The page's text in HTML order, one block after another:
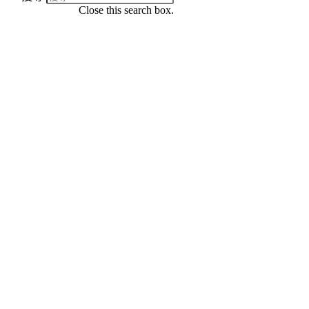
Close this search box.